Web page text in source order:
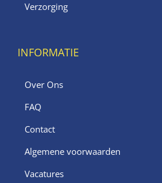
Verzorging
INFORMATIE
Over Ons
FAQ
Contact
Algemene voorwaarden
Vacatures